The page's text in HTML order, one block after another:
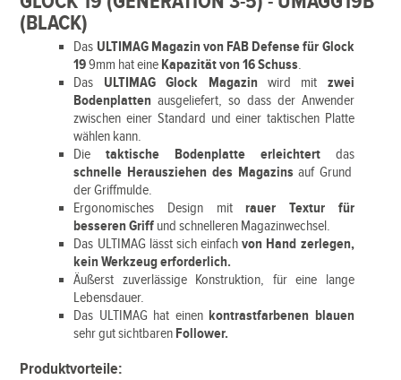
(BLACK)
Das ULTIMAG Magazin von FAB Defense für Glock
199mm hat eine Kapazität von 16 Schuss.
Das ULTIMAG Glock Magazin wird mit zwei
Bodenplatten ausgeliefert, so dass der Anwender
zwischen einer Standard und einer taktischen Platte
wählen kann.
Die taktische Bodenplatte erleichtert das
schnelle Herausziehen des Magazinsauf Grund
der Griffmulde.
Ergonomisches Design mit rauer Textur für
besseren Griff und schnelleren Magazinwechsel.
Das ULTIMAG lässt sich einfachvon Hand zerlegen,
kein Werkzeug erforderlich.
Äußerst zuverlässige Konstruktion, für eine lange
Lebensdauer.
Das ULTIMAG hat einenkontrastfarbenen blauen
sehr gut sichtbaren Follower.
Produktvorteile: